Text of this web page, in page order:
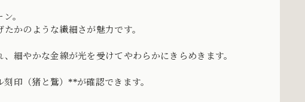
。
かのような繊細さが魅力です。
細やかな金線が光を受けてやわらかにきらめきます。
印（猪と鷲）**が確認できます。